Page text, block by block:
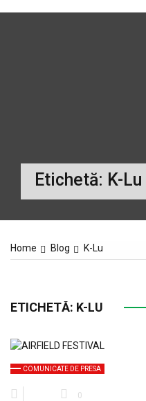
Etichetă: K-Lu
Home Blog K-Lu
ETICHETĂ: K-LU
COMUNICATE DE PRESA
0